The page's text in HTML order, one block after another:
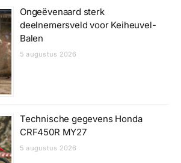
Ongeëvenaard sterk
deelnemersveld voor Keiheuvel-
Balen
5 augustus 2026
Technische gegevens Honda
CRF450R MY27
5 augustus 2026